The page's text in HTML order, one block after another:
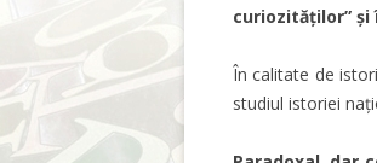
curiozităților” și
În calitate de
studiul istoriei